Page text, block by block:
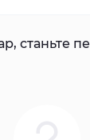
станьте